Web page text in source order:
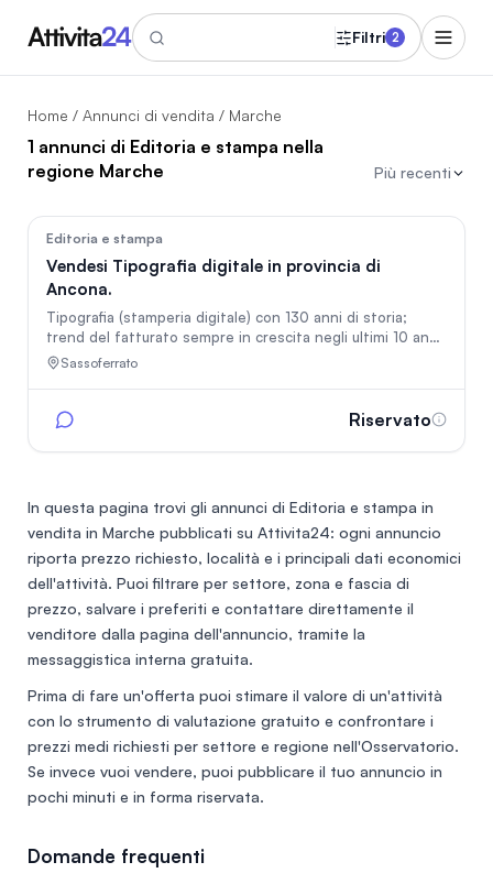
Filtri 2
Home / Annunci di vendita / Marche
1 annunci di Editoria e stampa nella
regione Marche
Più recenti
Editoria e stampa
Vendesi Tipografia digitale in provincia di
Ancona.
Tipografia (stamperia digitale) con 130 anni di storia;
trend del fatturato sempre in crescita negli ultimi 10 anni;
sito ecommerce al primo posto in prima pagina con più di
nessun insoluto a fine anno; 5 dipendenti; ROI 20%
età pensionabile. Importanti margine di crescita. Assicuro
Sassoferrato
Riservato
In questa pagina trovi gli annunci di Editoria e stampa in
vendita in Marche pubblicati su Attivita24: ogni annuncio
riporta prezzo richiesto, località e i principali dati economici
dell'attività. Puoi filtrare per settore, zona e fascia di
prezzo, salvare i preferiti e contattare direttamente il
venditore dalla pagina dell'annuncio, tramite la
messaggistica interna gratuita.
Prima di fare un'offerta puoi stimare il valore di un'attività
con lo strumento di valutazione gratuito e confrontare i
prezzi medi richiesti per settore e regione nell'Osservatorio.
Se invece vuoi vendere, puoi pubblicare il tuo annuncio in
pochi minuti e in forma riservata.
Domande frequenti